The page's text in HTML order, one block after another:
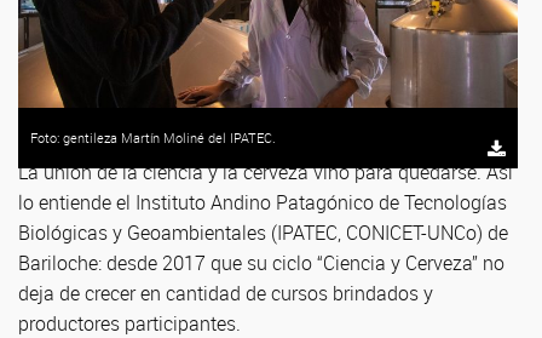
Foto: gentileza Martín Moliné del IPATEC.
La unión de la ciencia y la cerveza vino para quedarse. Así
lo entiende el Instituto Andino Patagónico de Tecnologías
Biológicas y Geoambientales (IPATEC, CONICET-UNCo) de
Bariloche: desde 2017 que su ciclo “Ciencia y Cerveza” no
deja de crecer en cantidad de cursos brindados y
productores participantes.